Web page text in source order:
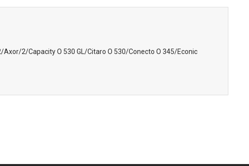
2/Capacity O 530 GL/Citaro O 530/Conecto O 345/Econic